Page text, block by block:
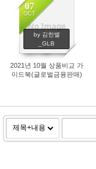
No Image
07
OCT
by 김한별
_GLB
515
2021년 10월 상품비교 가
이드북(글로벌금융판매)